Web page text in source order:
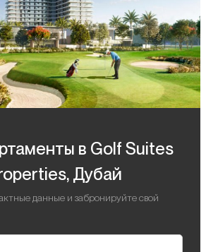
в Golf Suites
Дубай
данные и забронируйте свой